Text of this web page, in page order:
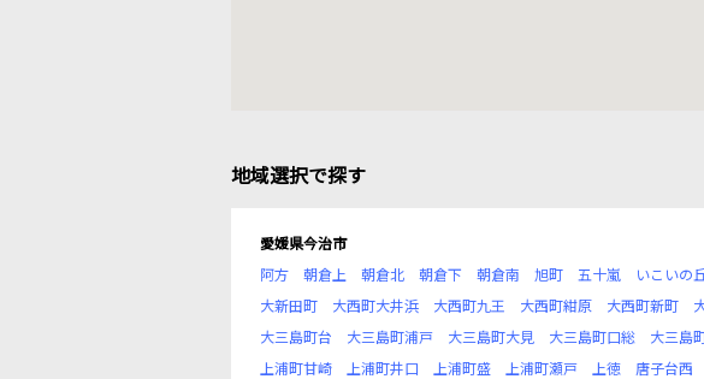
地域選択で探す
愛媛県今治市
阿方
朝倉上 朝倉北 朝倉下 朝倉南 旭町 五十嵐 いこいの
大新田町
大西町大井浜 大西町九王 大西町紺原 大西町新町
大三島町台
大三島町浦戸 大三島町大見 大三島町口総 大三島
上浦町甘崎
上浦町井口 上浦町盛 上浦町瀬戸 上徳 唐子台西